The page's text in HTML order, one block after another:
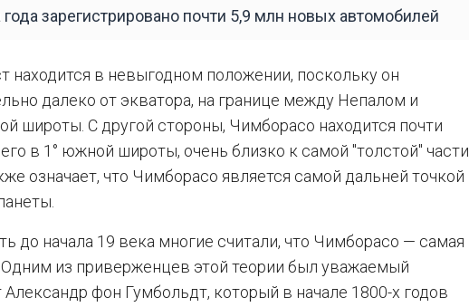
зарегистрировано почти 5,9 млн новых автомобилей
находится в невыгодном положении, поскольку он
далеко от экватора, на границе между Непалом и
широты. С другой стороны, Чимборасо находится почти
в 1° южной широты, очень близко к самой "толстой" части
означает, что Чимборасо является самой дальней точкой
до начала 19 века многие считали, что Чимборасо — самая
из приверженцев этой теории был уважаемый
фон Гумбольдт, который в начале 1800-х годов